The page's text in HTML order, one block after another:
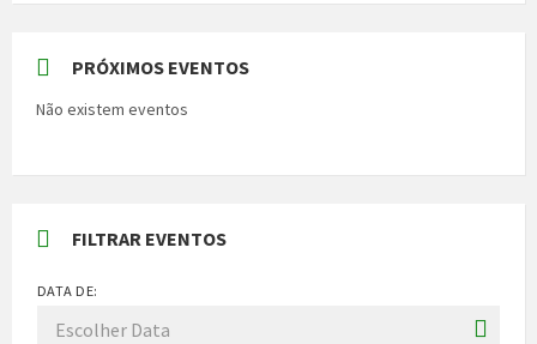
PRÓXIMOS EVENTOS
Não existem eventos
FILTRAR EVENTOS
DATA DE: